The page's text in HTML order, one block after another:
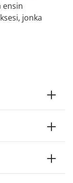
ensin
jonka